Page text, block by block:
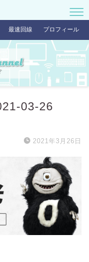
最速回線 プロフィール
03-26
2021年3月26日